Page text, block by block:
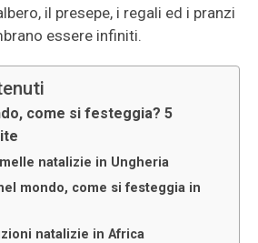
il presepe, i regali ed i pranzi
essere infiniti.
come si festeggia? 5
natalizie in Ungheria
mondo, come si festeggia in
natalizie in Africa